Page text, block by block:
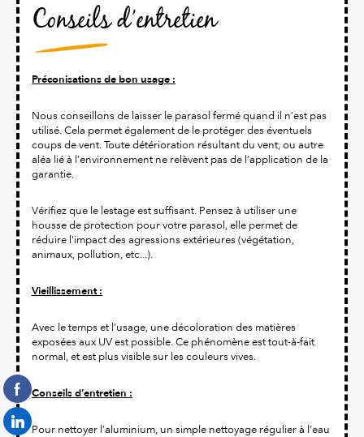
Conseils d’entretien
Préconisations de bon usage :
Nous conseillons de laisser le parasol fermé quand il n’est pas
utilisé. Cela permet également de le protéger des éventuels
coups de vent. Toute détérioration résultant du vent, ou autre
aléa lié à l’environnement ne relèvent pas de l’application de la
garantie.
Vérifiez que le lestage est suffisant. Pensez à utiliser une
housse de protection pour votre parasol, elle permet de
réduire l'impact des agressions extérieures (végétation,
animaux, pollution, etc...).
Vieillissement :
Avec le temps et l’usage, une décoloration des matières
exposées aux UV est possible. Ce phénomène est tout-à-fait
normal, et est plus visible sur les couleurs vives.
Conseils d’entretien :
Pour nettoyer l’aluminium, un simple nettoyage régulier à l’eau